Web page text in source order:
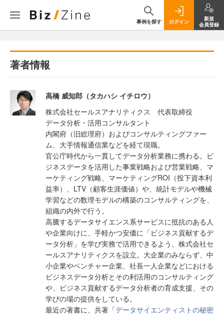
事例を探す ログイン
新規
会員登録
著者情報
高橋 威知郎（タカハシ イチロウ）
株式会社セールスアナリティクス 代表取締役
データ分析・活用コンサルタント
内閣府（旧総理府）およびコンサルティングファー
ム、大手情報通信業などを経て現職。
官公庁時代から一貫してデータ分析業務に携わる。ビ
ジネスデータを活用した事業戦略および営業戦略、マ
ーケティング戦略、マーケティングROI（投下資本利
益率）、LTV（顧客生涯価値）や、統計モデルや機械
学習などの数理モデルの構築のコンサルティングを、
組織の内外で行う。
高騰するデータサイエンス系サービスに抵抗のある人
や企業向けに、手軽かつ安価に「ビジネス貢献するデ
ータ分析」を学び実務で活用できるよう、株式会社セ
ールスアナリティクスを設立。大企業のみならず、中
小企業やベンチャー企業、社長一人企業などにおける
ビジネスデータ分析とその利活用のコンサルティング
や、ビジネス貢献するデータ分析者の育成支援、その
学びの場の提供をしている。
最近の著書に、共著「データサイエンティストの秘密